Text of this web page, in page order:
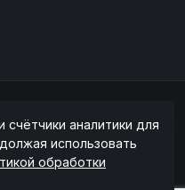
обязательна.
офертой (ст. 437 ГК РФ).
аналитики для
использовать
обработки